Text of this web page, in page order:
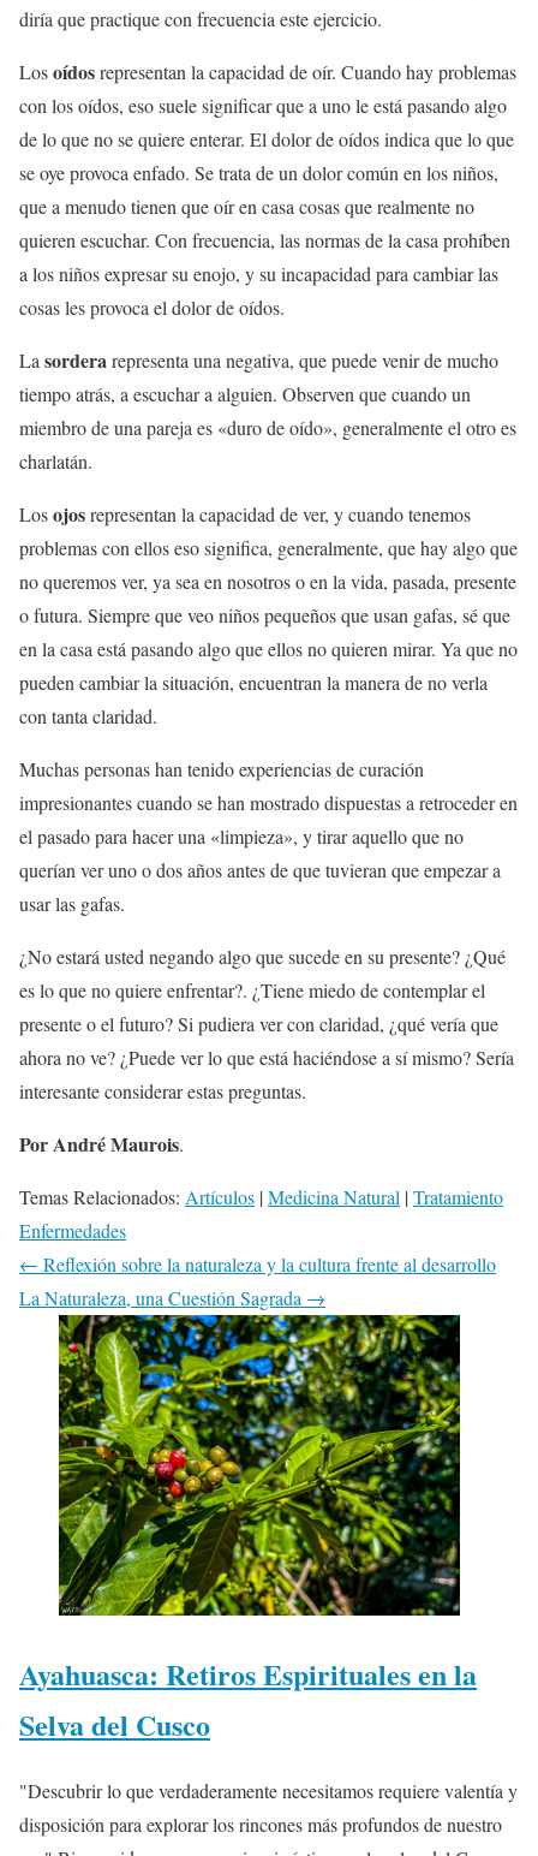
diría que practique con frecuencia este ejercicio.
Losoídosrepresentan la capacidad de oír. Cuando hay problemas
con los oídos, eso suele significar que a uno le está pasando algo
de lo que no se quiere enterar. El dolor de oídos indica que lo que
se oye provoca enfado. Se trata de un dolor común en los niños,
que a menudo tienen que oír en casa cosas que realmente no
quieren escuchar. Con frecuencia, las normas de la casa prohíben
a los niños expresar su enojo, y su incapacidad para cambiar las
cosas les provoca el dolor de oídos.
La sorderarepresenta una negativa, que puede venir de mucho
tiempo atrás, a escuchar a alguien. Observen que cuando un
miembro de una pareja es «duro de oído», generalmente el otro es
charlatán.
Losojosrepresentan la capacidad de ver, y cuando tenemos
problemas con ellos eso significa, generalmente, que hay algo que
no queremos ver, ya sea en nosotros o en la vida, pasada, presente
o futura. Siempre que veo niños pequeños que usan gafas, sé que
en la casa está pasando algo que ellos no quieren mirar. Ya que no
pueden cambiar la situación, encuentran la manera de no verla
con tanta claridad.
Muchas personas han tenido experiencias de curación
impresionantes cuando se han mostrado dispuestas a retroceder en
el pasado para hacer una «limpieza», y tirar aquello que no
querían ver uno o dos años antes de que tuvieran que empezar a
usar las gafas.
¿No estará usted negando algo que sucede en su presente? ¿Qué
es lo que no quiere enfrentar?. ¿Tiene miedo de contemplar el
presente o el futuro? Si pudiera ver con claridad, ¿qué vería que
ahora no ve? ¿Puede ver lo que está haciéndose a sí mismo? Sería
interesante considerar estas preguntas.
Por André Maurois.
Temas Relacionados: Artículos |Medicina Natural |Tratamiento
Enfermedades
← Reflexión sobre la naturaleza y la cultura frente al desarrollo
La Naturaleza, una Cuestión Sagrada →
Ayahuasca: Retiros Espirituales en la
Selva del Cusco
"Descubrir lo que verdaderamente necesitamos requiere valentía y
disposición para explorar los rincones más profundos de nuestro